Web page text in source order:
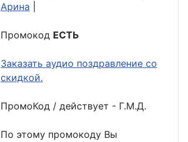
Арина
Промокод ЕСТЬ
Заказать аудио поздравление со
скидкой.
ПромоКод / действует - Г.М.Д.
По этому промокоду Вы